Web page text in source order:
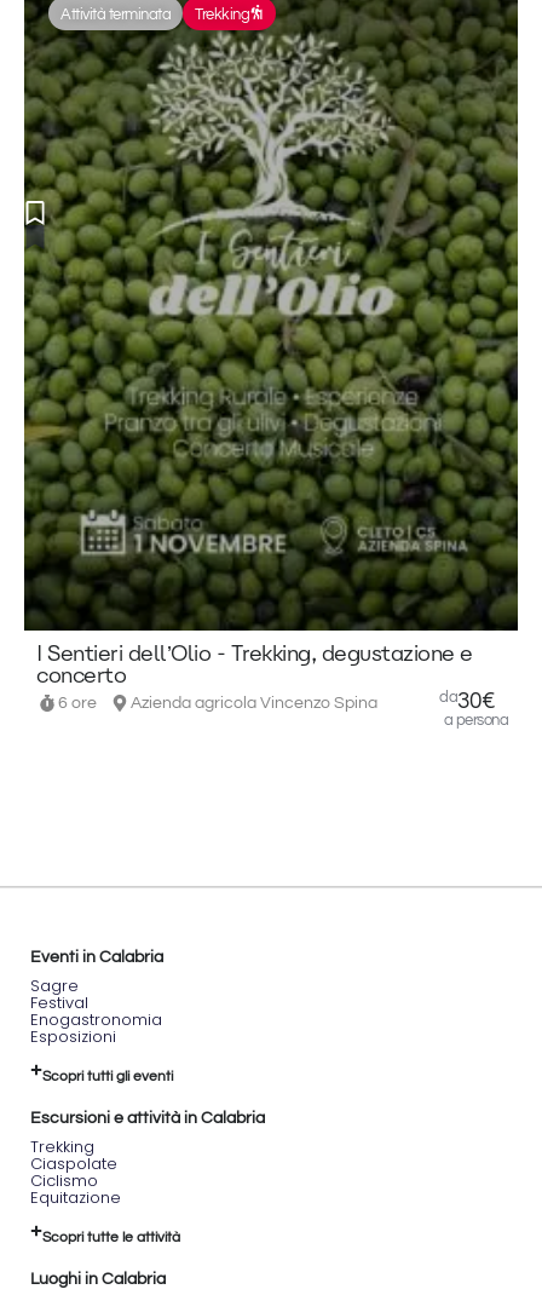
monastero,
un luogo
di culto e
di pace
che ha
segnato
la storia
della
regione.
I Sentieri dell’Olio - Trekking, degustazione e
concerto
6 ore Azienda agricola Vincenzo Spina
Attività terminata Trekking
da30€
a persona
Eventi in Calabria
Sagre
Festival
Enogastronomia
Esposizioni
Scopri tutti gli eventi
Escursioni e attività in Calabria
Trekking
Ciaspolate
Ciclismo
Equitazione
Scopri tutte le attività
Luoghi in Calabria